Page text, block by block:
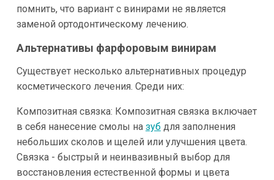
помнить, что вариант с винирами не является
заменой ортодонтическому лечению.
Альтернативы фарфоровым винирам
Существует несколько альтернативных процедур
косметического лечения. Среди них:
Композитная связка: Композитная связка включает
в себя нанесение смолы на зуб для заполнения
небольших сколов и щелей или улучшения цвета.
Связка - быстрый и неинвазивный выбор для
восстановления естественной формы и цвета